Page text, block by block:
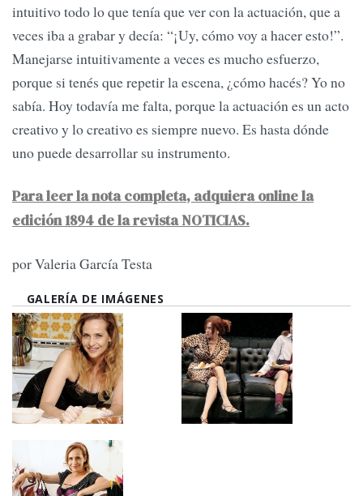
intuitivo todo lo que tenía que ver con la actuación, que a
veces iba a grabar y decía: “¡Uy, cómo voy a hacer esto!”.
Manejarse intuitivamente a veces es mucho esfuerzo,
porque si tenés que repetir la escena, ¿cómo hacés? Yo no
sabía. Hoy todavía me falta, porque la actuación es un acto
creativo y lo creativo es siempre nuevo. Es hasta dónde
uno puede desarrollar su instrumento.
Para leer la nota completa, adquiera online la
edición 1894 de la revista NOTICIAS.
por Valeria García Testa
GALERÍA DE IMÁGENES